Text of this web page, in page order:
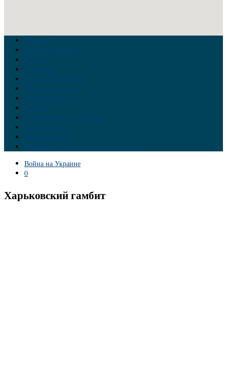
Главная
Война на Украине
Новости
Аналитика
Тайны Геополитики
Российские элиты
Теория заговора
Украина
Новый Мировой Порядок
Тайны истории
Обратная связь
Правила комментирования материалов
Война на Украине
0
Харьковский гамбит